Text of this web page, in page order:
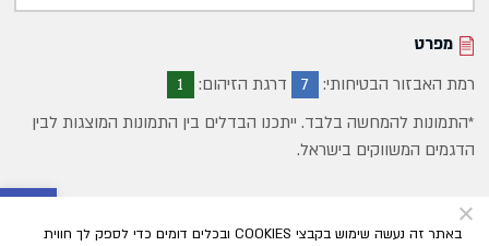
פתח
רמת האבזור הבטיחותי: 7 דרגת הזיהום: 1
מפרט
*התמונות להמחשה בלבד. ייתכנו הבדלים בין התמונות המוצגות לבין
הדגמים המשווקים בישראל.
באתר זה נעשה שימוש בקבצי COOKIES ובכלים דומים כדי לספק לך חווית